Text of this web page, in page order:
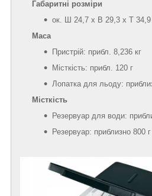
Габаритні розміри
ок. Ш 24,7 x В 29,3 x Т
Маса
Пристрій: прибл. 8,236 кг
Місткість: прибл. 120 г
Лопатка для льоду:
Місткість
Резервуар для води:
Резервуар: приблизно 800 г